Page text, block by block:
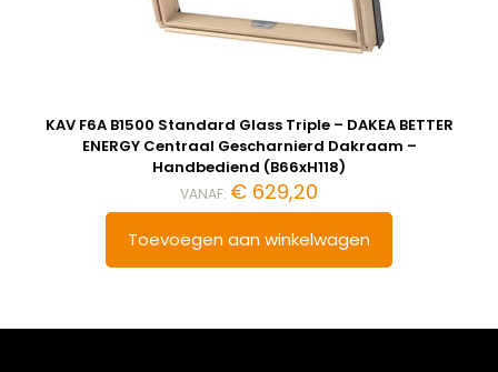
KAV F6A B1500 Standard Glass Triple – DAKEA BETTER
ENERGY Centraal Gescharnierd Dakraam –
Handbediend (B66xH118)
VANAF: € 629,20
Toevoegen aan winkelwagen